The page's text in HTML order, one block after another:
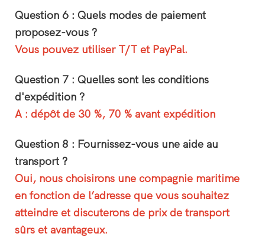
Question 6 : Quels modes de paiement
proposez-vous ?
Vous pouvez utiliser T/T et PayPal.
Question 7 : Quelles sont les conditions
d'expédition ?
A : dépôt de 30 %, 70 % avant expédition
Question 8 : Fournissez-vous une aide au
transport ?
Oui, nous choisirons une compagnie maritime
en fonction de l’adresse que vous souhaitez
atteindre et discuterons de prix de transport
sûrs et avantageux.